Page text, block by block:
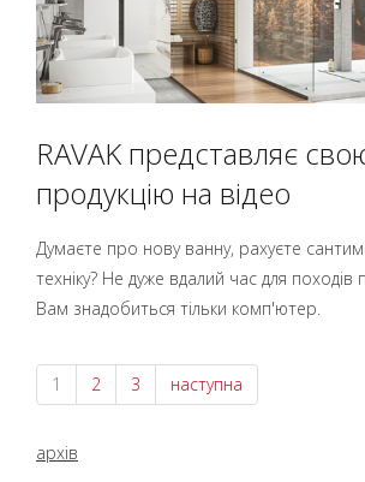
RAVAK представляє
продукцію на відео
Думаєте про нову ванну, рахуєте
техніку? Не дуже вдалий час для походів
Вам знадобиться тільки комп'ютер.
1 2 3 наступна
архів